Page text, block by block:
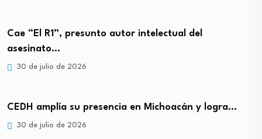
Cae “El R1”, presunto autor intelectual del
asesinato…
30 de julio de 2026
CEDH amplía su presencia en Michoacán y logra…
30 de julio de 2026